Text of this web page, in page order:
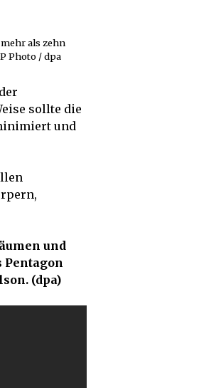
als zehn
Photo / dpa
sollte die
und
und
Pentagon
(dpa)